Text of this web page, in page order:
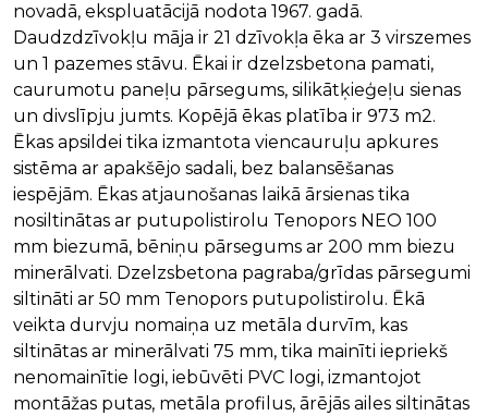
novadā, ekspluatācijā nodota 1967. gadā.
Daudzdzīvokļu māja ir 21 dzīvokļa ēka ar 3 virszemes
un 1 pazemes stāvu. Ēkai ir dzelzsbetona pamati,
caurumotu paneļu pārsegums, silikātķieģeļu sienas
un divslīpju jumts. Kopējā ēkas platība ir 973 m2.
Ēkas apsildei tika izmantota viencauruļu apkures
sistēma ar apakšējo sadali, bez balansēšanas
iespējām. Ēkas atjaunošanas laikā ārsienas tika
nosiltinātas ar putupolistirolu Tenopors NEO 100
mm biezumā, bēniņu pārsegums ar 200 mm biezu
minerālvati. Dzelzsbetona pagraba/grīdas pārsegumi
siltināti ar 50 mm Tenopors putupolistirolu. Ēkā
veikta durvju nomaiņa uz metāla durvīm, kas
siltinātas ar minerālvati 75 mm, tika mainīti iepriekš
nenomainītie logi, iebūvēti PVC logi, izmantojot
montāžas putas, metāla profilus, ārējās ailes siltinātas